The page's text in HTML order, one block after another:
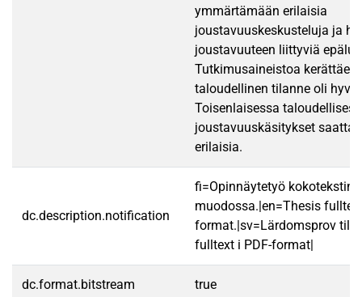
ymmärtämään erilaisia
joustavuuskeskusteluja ja
joustavuuteen liittyviä
Tutkimusaineistoa
taloudellinen tilanne oli hyvä.
Toisenlaisessa
joustavuuskäsitykset
erilaisia.
dc.description.notification
fi=Opinnäytetyö kokotekstinä
muodossa.|en=Thesis
format.|sv=Lärdomsprov
fulltext i PDF-format|
dc.format.bitstream true